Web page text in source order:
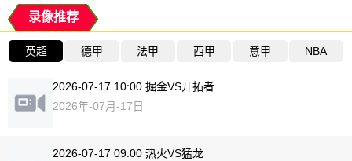
录像推荐
英超 德甲 法甲 西甲 意甲 NBA
2026-07-17 10:00 掘金VS开拓者
2026年-07月-17日
2026-07-17 09:00 热火VS猛龙